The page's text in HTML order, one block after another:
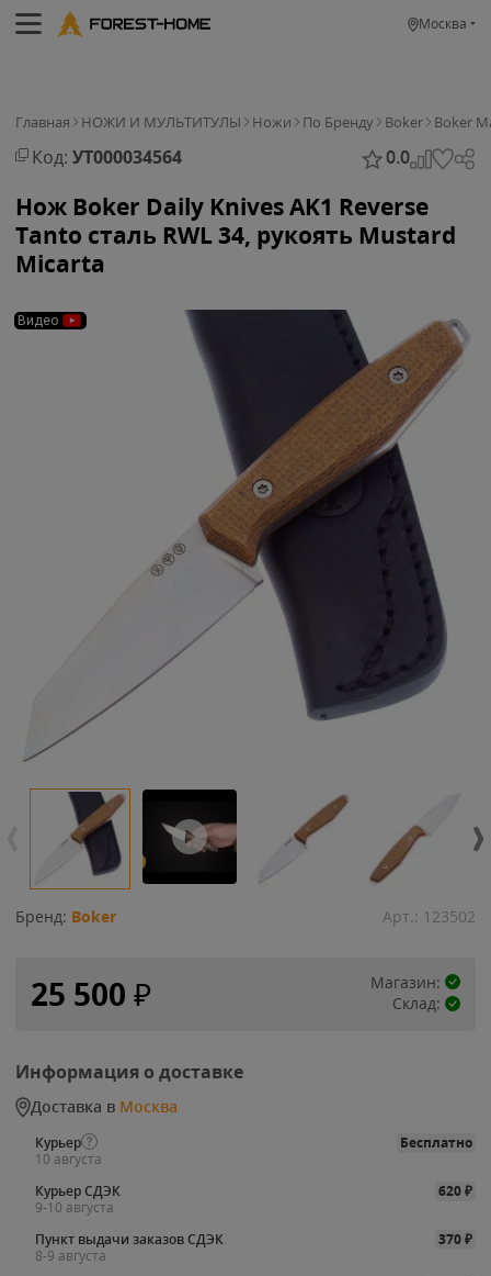
Москва
Главная НОЖИ И МУЛЬТИТУЛЫ Ножи По Бренду Boker Boker
Код: УТ000034564 0.0
Нож Boker Daily Knives AK1 Reverse
Tanto сталь RWL 34, рукоять Mustard
Micarta
Видео
Бренд: Boker Арт.: 123502
25 500 ₽
Магазин:
Склад:
Информация о доставке
Доставка в Москва
Курьер
Бесплатно
10 августа
Курьер СДЭК
620₽
9-10 августа
Пункт выдачи заказов СДЭК
370₽
8-9 августа